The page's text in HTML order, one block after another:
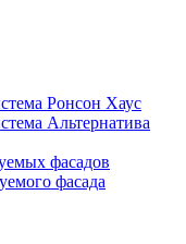
Ронсон Хаус
Альтернатива
фасадов
фасада